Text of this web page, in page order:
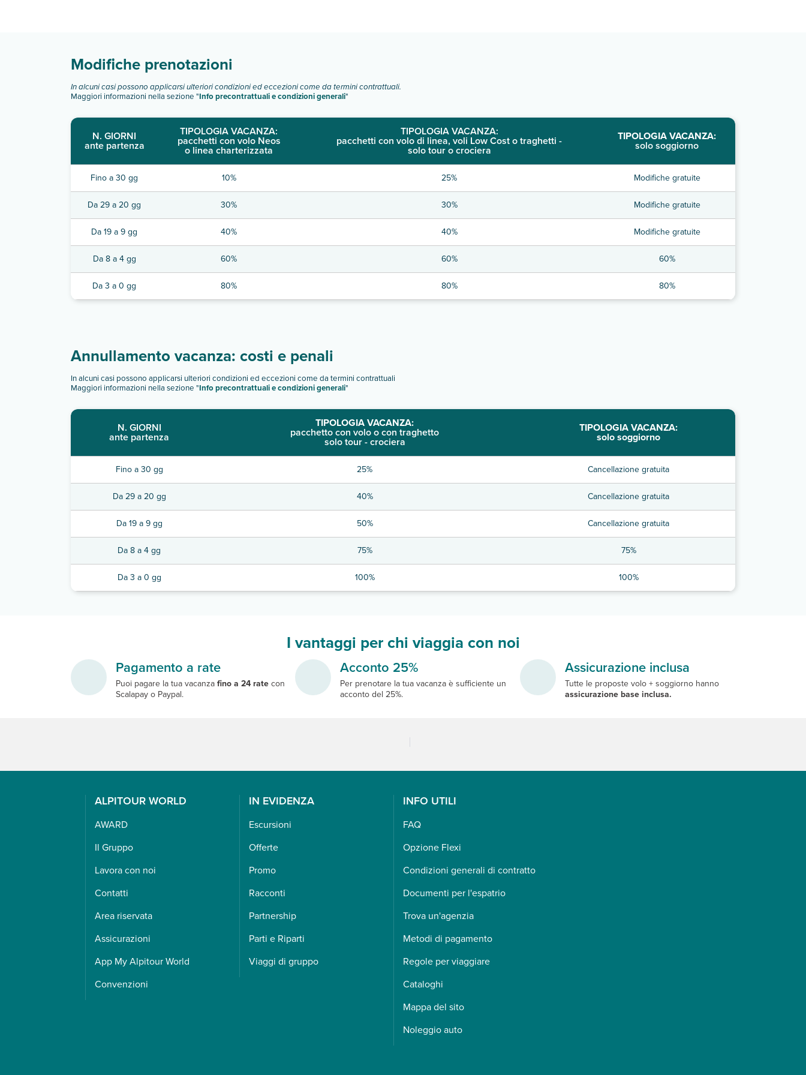
Modifiche prenotazioni
In alcuni casi possono applicarsi ulteriori condizioni ed eccezioni come da termini contrattuali.
Maggiori informazioni nella sezione "Info precontrattuali e condizioni generali"
N. GIORNI
ante partenza
TIPOLOGIA VACANZA:
pacchetti con volo Neos
o linea charterizzata
TIPOLOGIA VACANZA:
pacchetti con volo di linea, voli Low Cost o traghetti -
solo tour o crociera
TIPOLOGIA VACANZA:
solo soggiorno
Fino a 30 gg 10% 25% Modifiche gratuite
Da 29 a 20 gg 30% 30% Modifiche gratuite
Da 19 a 9 gg 40% 40% Modifiche gratuite
Da 8 a 4 gg 60% 60% 60%
Da 3 a 0 gg 80% 80% 80%
Annullamento vacanza: costi e penali
In alcuni casi possono applicarsi ulteriori condizioni ed eccezioni come da termini contrattuali
Maggiori informazioni nella sezione "Info precontrattuali e condizioni generali"
N. GIORNI
ante partenza
TIPOLOGIA VACANZA:
pacchetto con volo o con traghetto
solo tour - crociera
TIPOLOGIA VACANZA:
solo soggiorno
Fino a 30 gg 25% Cancellazione gratuita
Da 29 a 20 gg 40% Cancellazione gratuita
Da 19 a 9 gg 50% Cancellazione gratuita
Da 8 a 4 gg 75% 75%
Da 3 a 0 gg 100% 100%
I vantaggi per chi viaggia con noi
Pagamento a rate
Puoi pagare la tua vacanzafino a 24 ratecon
Scalapay o Paypal.
Acconto 25%
Per prenotare la tua vacanza è sufficiente un
acconto del 25%.
Assicurazione inclusa
Tutte le proposte volo + soggiorno hanno
assicurazione base inclusa.
ALPITOUR WORLD
AWARD
Il Gruppo
Lavora con noi
Contatti
Area riservata
Assicurazioni
App My Alpitour World
Convenzioni
IN EVIDENZA
Escursioni
Offerte
Promo
Racconti
Partnership
Parti e Riparti
Viaggi di gruppo
INFO UTILI
FAQ
Opzione Flexi
Condizioni generali di contratto
Documenti per l'espatrio
Trova un'agenzia
Metodi di pagamento
Regole per viaggiare
Cataloghi
Mappa del sito
Noleggio auto